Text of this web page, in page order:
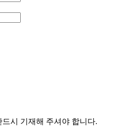
시 기재해 주셔야 합니다.